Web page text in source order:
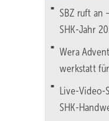
SBZ ruft an
SHK-Jahr
Wera
werk­statt
Live-Video-
SHK-